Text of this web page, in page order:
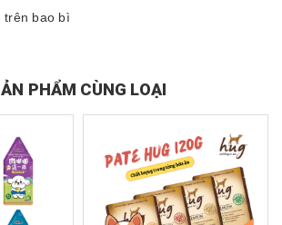
trên bao bì
PHẨM CÙNG LOẠI